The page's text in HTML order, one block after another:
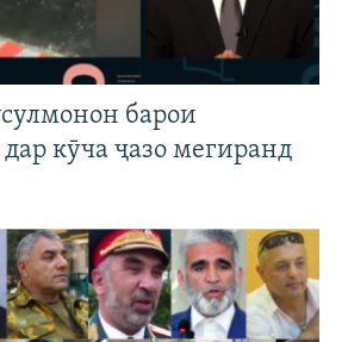
барои
кӯча ҷазо мегиранд